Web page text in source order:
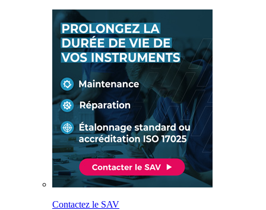
Contactez le SAV